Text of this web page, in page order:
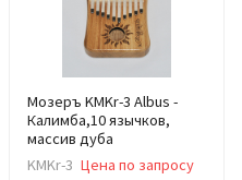
Мозеръ KMKr-3 Albus -
Калимба,10 язычков,
массив дуба
KMKr-3 Цена по запросу